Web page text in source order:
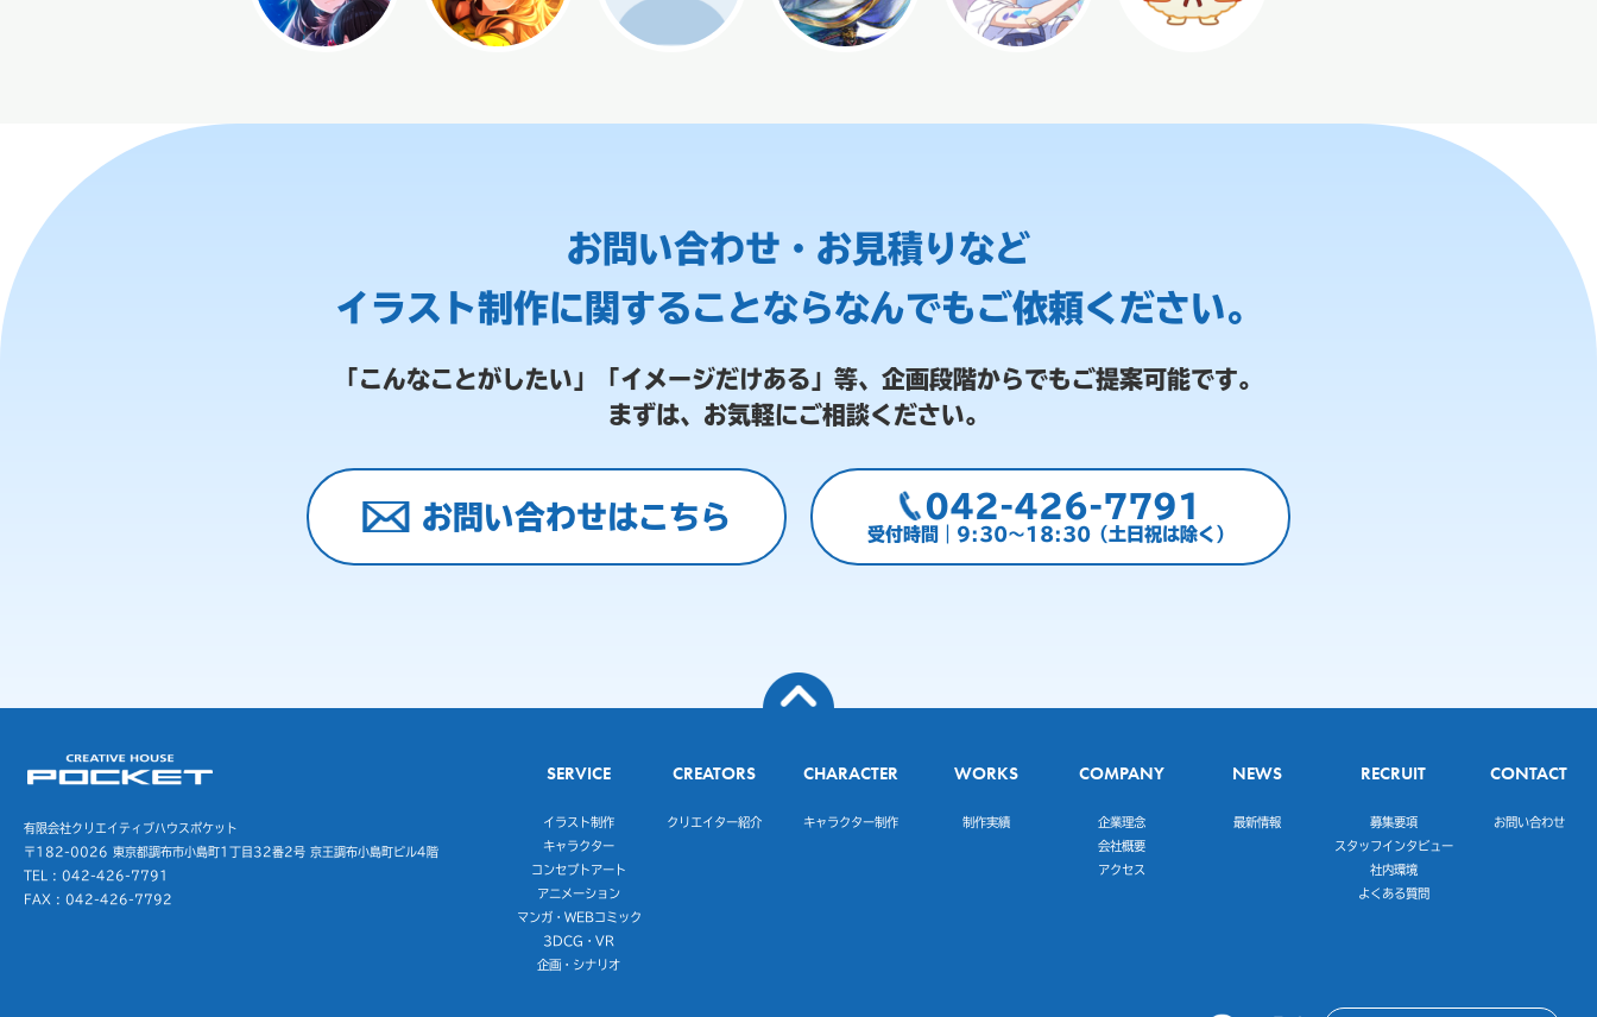
お問い合わせ・お見積りなど
イラスト制作に関することならなんでもご依頼ください。
「こんなことがしたい」「イメージだけある」等、 企画段階からでもご提案可能です。
まずは、お気軽にご相談ください。
お問い合わせはこちら 042-426-7791
受付時間｜9:30～18:30（土日祝は除く）
有限会社クリエイティブハウスポケット
〒182-0026 東京都調布市小島町1丁目32番2号京王調布小島町ビル4階
TEL : 042-426-7791
FAX : 042-426-7792
SERVICE
イラスト制作
キャラクター
コンセプトアート
アニメーション
マンガ・WEBコミック
3DCG・VR
企画・シナリオ
CREATORS
クリエイター紹介
CHARACTER
キャラクター制作
WORKS
制作実績
COMPANY
企業理念
会社概要
アクセス
NEWS
最新情報
RECRUIT
募集要項
スタッフインタビュー
社内環境
よくある質問
CONTACT
お問い合わせ